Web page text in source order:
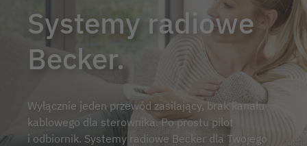
Systemy radiowe
Becker.
Wyłącznie jeden przewód zasilający, brak kanału
kablowego dla sterownika. Po prostu pilot
i odbiornik. Systemy radiowe Becker dla Twojego